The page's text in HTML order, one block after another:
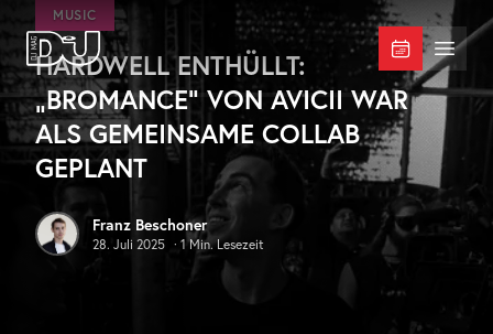
Zum Hauptinhalt springen
DJ Mag Germany Menü
MUSIC
HARDWELL ENTHÜLLT:
„BROMANCE“ VON AVICII WAR
ALS GEMEINSAME COLLAB
GEPLANT
Franz Beschoner
28. Juli 2025 · 1Min. Lesezeit